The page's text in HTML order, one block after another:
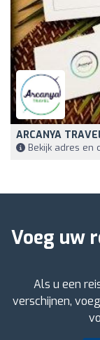
ARCANYA
Bekijk adres en
Voeg uw
Als u een
verschijnen,